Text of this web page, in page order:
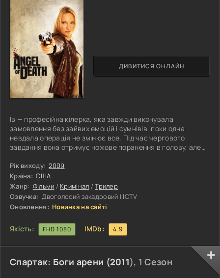
Ів — професійна кілерка, яка завжди виконувала
замовлення без зайвих емоцій і сумнівів, поки одна
невдала операція не змінює все. Під час чергового
завдання вона отримує ножове поранення в голову, але
призводить до фатальної помилки — Ів випадково вбиває
молоду дівчину, що стає для неї першим справжнім
моральним ударом. Після цього її свідомість починають
переслідувати видіння минулих жертв, а почуття провини
не дає їй продовжувати
Рік виходу: 2009
Країна: США
Жанр: Фільми / Кримінал /Трилер
Озвучка: Двоголосий закадровий | ICTV
Оновлення: Новинка на сайті
Якість: FHD 1080 IMDb: 4.9
ДИВИТИСЯ ОНЛАЙН
Спартак: Боги арени (2011), 1 Сезон